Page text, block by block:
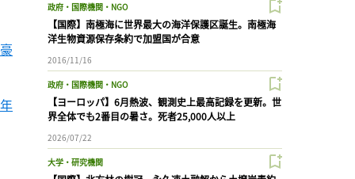
政府・国際機関・NGO
【国際】南極海に世界最大の海洋保護区誕生。南極海
洋生物資源保存条約で加盟国が合意
2016/11/16
政府・国際機関・NGO
【ヨーロッパ】6月熱波、観測史上最高記録を更新。世
界全体でも2番目の暑さ。死者25,000人以上
2026/07/22
大学・研究機関